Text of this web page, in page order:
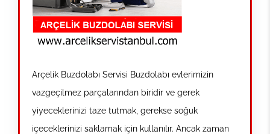
Arçelik Buzdolabı Servisi Buzdolabı evlerimizin
vazgeçilmez parçalarından biridir ve gerek
yiyeceklerinizi taze tutmak, gerekse soğuk
içeceklerinizi saklamak için kullanılır. Ancak zaman